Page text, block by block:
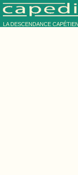
LA DESCENDANCE